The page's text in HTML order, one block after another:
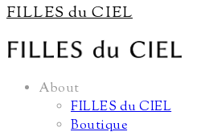
FILLES du CIEL
About
FILLES du CIEL
Boutique